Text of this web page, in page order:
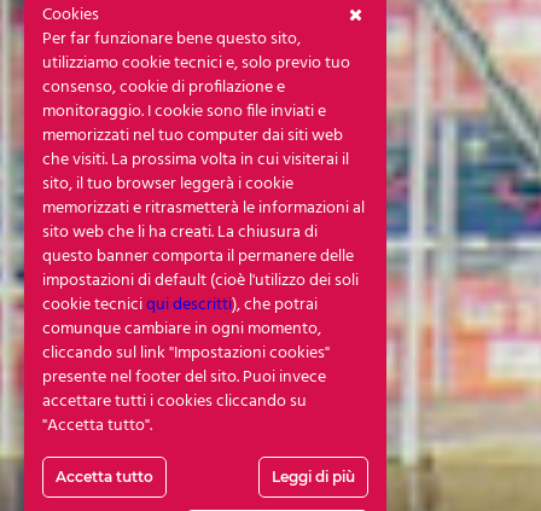
Cookies
Per far funzionare bene questo sito,
utilizziamo cookie tecnici e, solo previo tuo
consenso, cookie di profilazione e
monitoraggio. I cookie sono file inviati e
memorizzati nel tuo computer dai siti web
che visiti. La prossima volta in cui visiterai il
sito, il tuo browser leggerà i cookie
memorizzati e ritrasmetterà le informazioni al
sito web che li ha creati. La chiusura di
questo banner comporta il permanere delle
impostazioni di default (cioè l'utilizzo dei soli
cookie tecniciqui descritti), che potrai
comunque cambiare in ogni momento,
cliccando sul link "Impostazioni cookies"
presente nel footer del sito. Puoi invece
accettare tutti i cookies cliccando su
"Accetta tutto".
Accetta tutto Leggi di più